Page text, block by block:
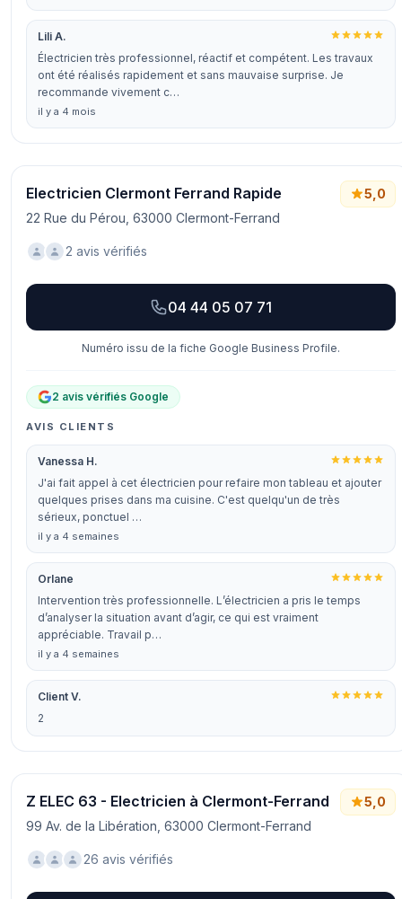
Lili A.
Électricien très professionnel, réactif et compétent. Les travaux
ont été réalisés rapidement et sans mauvaise surprise. Je
recommande vivement c…
il y a 4 mois
Electricien Clermont Ferrand Rapide
22 Rue du Pérou, 63000 Clermont-Ferrand
5,0
2 avis vérifiés
04 44 05 07 71
Numéro issu de la fiche Google Business Profile.
2 avis vérifiés Google
AVIS CLIENTS
Vanessa H.
J'ai fait appel à cet électricien pour refaire mon tableau et ajouter
quelques prises dans ma cuisine. C'est quelqu'un de très
sérieux, ponctuel …
il y a 4 semaines
Orlane
Intervention très professionnelle. L’électricien a pris le temps
d’analyser la situation avant d’agir, ce qui est vraiment
appréciable. Travail p…
il y a 4 semaines
Client V.
2
Z ELEC 63 - Electricien à Clermont-Ferrand
99 Av. de la Libération, 63000 Clermont-Ferrand
5,0
26 avis vérifiés